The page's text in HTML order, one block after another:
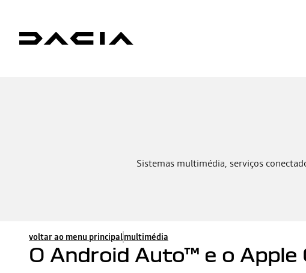
Sistemas multimédia, serviços
voltar ao menu principalmultimédia
O Android Auto™ e o